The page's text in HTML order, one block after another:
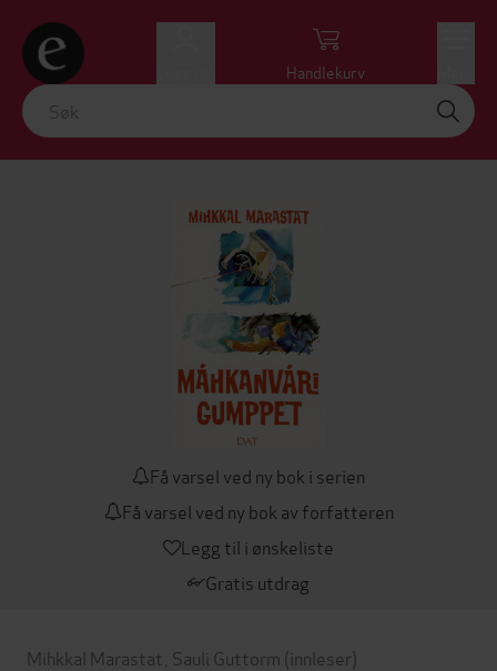
Handlekurv
Få varsel ved ny bok i serien
Få varsel ved ny bok av forfatteren
Legg til i ønskeliste
Gratis utdrag
Mihkkal Marastat Sauli Guttorm (innleser)